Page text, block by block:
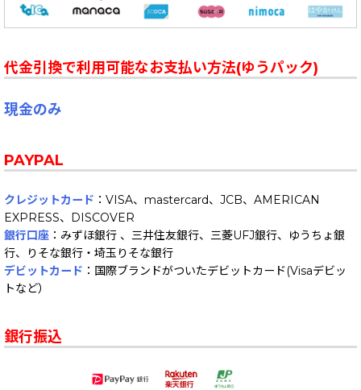
代金引換で利用可能なお支払い方法(ゆうパック)
現金のみ
PAYPAL
クレジットカード ：VISA、mastercard、JCB、AMERICAN
EXPRESS、DISCOVER
銀行口座 ：みずほ銀行 、三井住友銀行、三菱UFJ銀行、ゆうちょ銀
行、りそな銀行・埼玉りそな銀行
デビットカード ：国際ブランドがついたデビットカード(Visaデビッ
トなど）
銀行振込